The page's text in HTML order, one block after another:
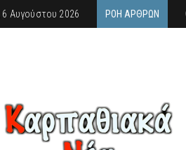
6 Αυγούστου 2026 ΡΟΉ ΆΡΘΡΩΝ